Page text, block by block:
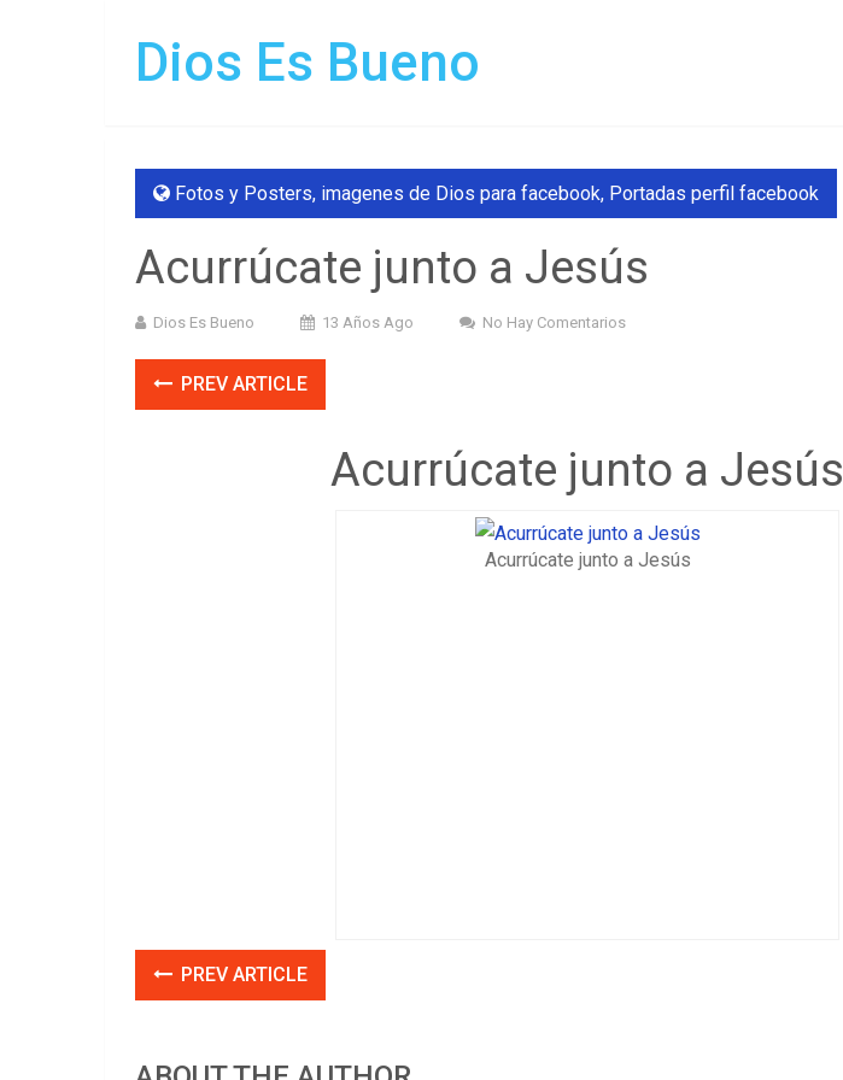
Dios Es Bueno
Fotos y Posters, imagenes de Dios para facebook, Portadas perfil facebook
Acurrúcate junto a Jesús
Dios Es Bueno 13 Años Ago No Hay Comentarios
PREV ARTICLE
Acurrúcate junto a Jesús
Acurrúcate junto a Jesús
PREV ARTICLE